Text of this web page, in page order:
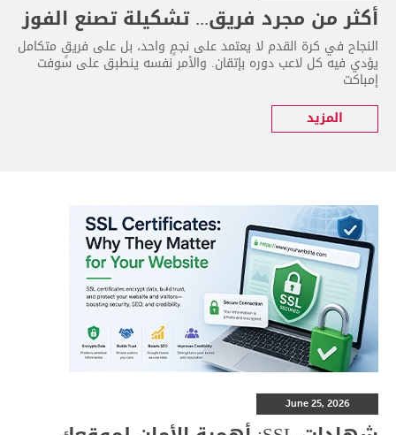
أكثر من مجرد فريق... تشكيلة تصنع الفوز
النجاح في كرة القدم لا يعتمد على نجمٍ واحد، بل على فريقٍ متكامل
يؤدي فيه كل لاعب دوره بإتقان. والأمر نفسه ينطبق على سوفت
إمباكت
المزيد
June 25, 2026